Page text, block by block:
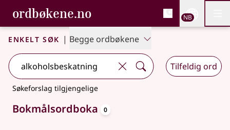
Gå til hovedinnhold
Tilgjengelighet
ordbøkene.no, Bokmålsordboka og
Bokmålsordboka og Nynorskordboka
NB
Enkelt søk | Begge ordbøkene
Tilfeldig ord
Søkeforslag tilgjengelige
Bokmålsordboka 0